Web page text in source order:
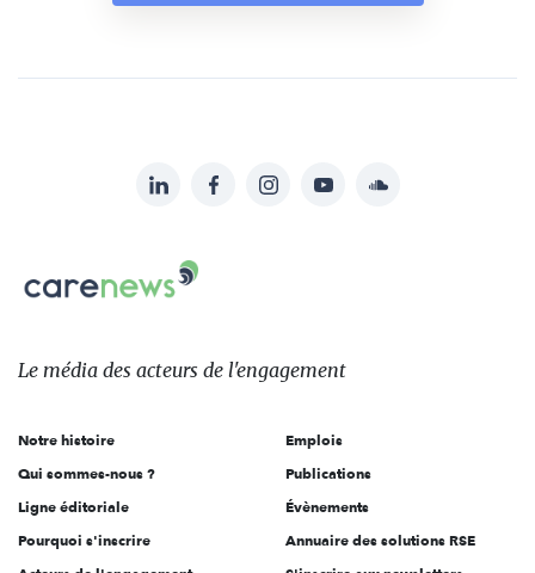
sur:
LinkedInFacebookInstagramYouTubeSoundcloud
Le
des
l'engagement
Le média des acteurs de l'engagement
Notre histoire
Qui sommes-nous ?
Ligne éditoriale
Pourquoi s'inscrire
Emplois
Publications
Évènements
Annuaire des solutions RSE